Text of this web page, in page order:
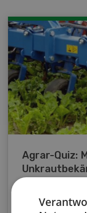
Agrar-Quiz:
Testen Sie Ihr
Agrar-Quiz der